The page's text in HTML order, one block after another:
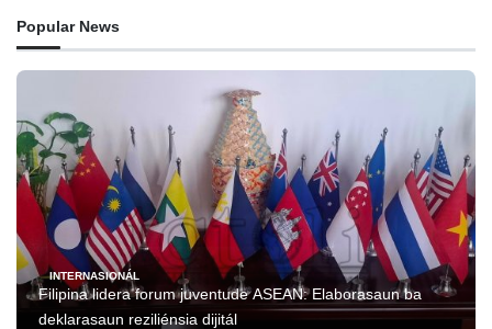
Popular News
INTERNASIONÁL
Filipina lidera forum juventude ASEAN: Elaborasaun ba
deklarasaun reziliénsia dijitál